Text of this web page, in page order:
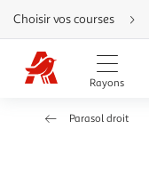
Aller
directement
au
contenu
Aller
directement
Aller
Choisir vos courses
Rayons
Parasol droit